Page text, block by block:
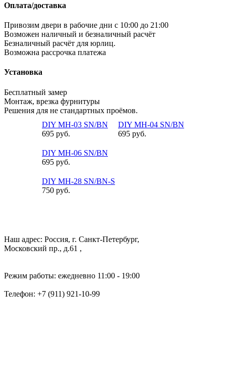
Оплата/доставка
Привозим двери в рабочие дни с 10:00 до 21:00
Возможен наличный и безналичный расчёт
Безналичный расчёт для юрлиц.
Возможна рассрочка платежа
Установка
Бесплатный замер
Монтаж, врезка фурнитуры
Решения для не стандартных проёмов.
DIY MH-03 SN/BN
695 руб.
DIY MH-04 SN/BN
695 руб.
DIY MH-06 SN/BN
695 руб.
DIY MH-28 SN/BN-S
750 руб.
Наш адрес: Россия, г. Санкт-Петербург,
Московский пр., д.61 ,
Режим работы: ежедневно 11:00 - 19:00
Телефон: +7 (911) 921-10-99